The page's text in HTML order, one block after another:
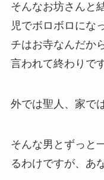
そんなお坊さんと
児でボロボロにな
チはお寺なんだか
言われて終わりです
外では聖人、家で
そんな男とずっと
るわけですが、あ